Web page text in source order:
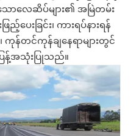
သောလေဆိပ်များ၏ အမြဲတမ်း
ည့်ပေးခြင်း၊ ကားရပ်နားရန်
း၊ ကုန်တင်ကုန်ချနေရာများတွင်
န့်အသုံးပြုသည်။